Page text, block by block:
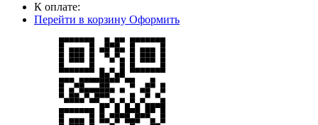
К оплате:
Перейти в корзину Оформить